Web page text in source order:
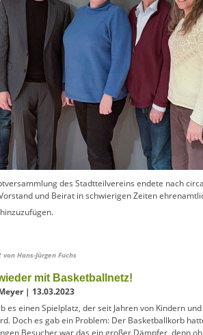
des Stadtteilvereins endete nach
und Beirat in schwierigen Zeiten
von Hans-Jürgen Fuchs
mit Basketballnetz!
| 13.03.2023
es einen Spielplatz, der seit Jahren von Kindern
Doch es gab ein Problem: Der Basketballkorb
Besucher war das ein großer Dämpfer, denn